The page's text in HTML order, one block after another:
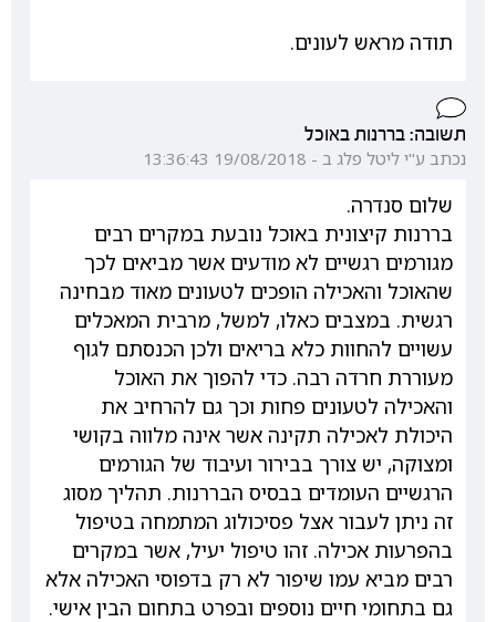
תודה מראש לעונים.
תשובה: בררנות באוכל
נכתב ע"י ליטל פלג ב - 19/08/2018 13:36:43
שלום סנדרה.
בררנות קיצונית באוכל נובעת במקרים רבים
מגורמים רגשיים לא מודעים אשר מביאים לכך
שהאוכל והאכילה הופכים לטעונים מאוד מבחינה
רגשית. במצבים כאלו, למשל, מרבית המאכלים
עשויים להחוות כלא בריאים ולכן הכנסתם לגוף
מעוררת חרדה רבה. כדי להפוך את האוכל
והאכילה לטעונים פחות וכך גם להרחיב את
היכולת לאכילה תקינה אשר אינה מלווה בקושי
ומצוקה, יש צורך בבירור ועיבוד של הגורמים
הרגשיים העומדים בבסיס הבררנות. תהליך מסוג
זה ניתן לעבור אצל פסיכולוג המתמחה בטיפול
בהפרעות אכילה. זהו טיפול יעיל, אשר במקרים
רבים מביא עמו שיפור לא רק בדפוסי האכילה אלא
גם בתחומי חיים נוספים ובפרט בתחום הבין אישי.